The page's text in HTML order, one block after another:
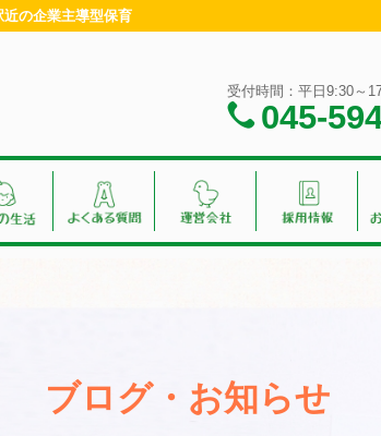
の企業主導型保育
受付時間：平日9:30～
045-
ブログ・お知らせ